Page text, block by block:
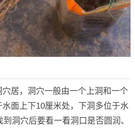
居，洞穴一般由一个上洞和一个
水面上下10厘米处，下洞多位于水
洞穴后要看一看洞口是否圆润、